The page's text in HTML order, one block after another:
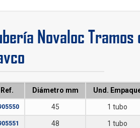
Novaloc Tramos
Ref. Diámetro mm Und.
45 1 tubo
48 1 tubo